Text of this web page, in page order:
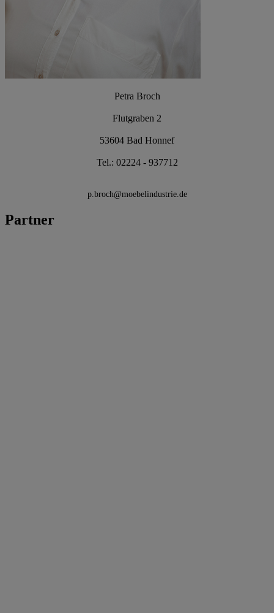
Petra Broch
Flutgraben 2
53604 Bad Honnef
Tel.: 02224 - 937712
p.broch@moebelindustrie.de
Partner